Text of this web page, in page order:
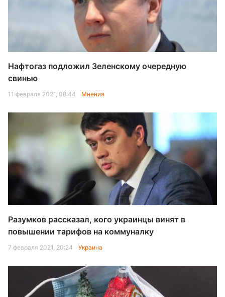
Нафтогаз подложил Зеленскому очередную
свинью
11 февраля 2021, 08:44 Мнения
Разумков рассказал, кого украинцы винят в
повышении тарифов на коммуналку
7 февраля 2021, 20:24 Украина